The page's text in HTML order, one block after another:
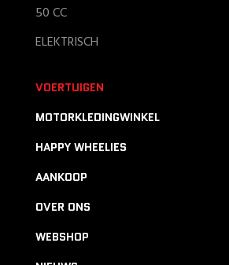
50 CC
ELEKTRISCH
VOERTUIGEN
MOTORKLEDINGWINKEL
HAPPY WHEELIES
AANKOOP
OVER ONS
WEBSHOP